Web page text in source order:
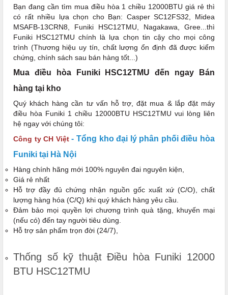
Bạn đang cần tìm mua điều hòa 1 chiều 12000BTU giá rẻ thì
có rất nhiều lựa chọn cho Bạn: Casper SC12FS32, Midea
MSAFB-13CRN8, Funiki HSC12TMU, Nagakawa, Gree...thì
Funiki HSC12TMU chính là lựa chọn tin cậy cho mọi công
trình (Thương hiệu uy tín, chất lượng ổn định đã được kiểm
chứng, chính sách sau bán hàng tốt...)
Mua điều hòa Funiki HSC12TMU đến ngay Bán
hàng tại kho
Quý khách hàng cần tư vấn hỗ trợ, đặt mua & lắp đặt máy
điều hòa Funiki 1 chiều 12000BTU HSC12TMU vui lòng liên
hệ ngay với chúng tôi:
Công ty CH Việt- Tổng kho đại lý phân phối điều hòa
Funiki tại Hà Nội
Hàng chính hãng mới 100% nguyên đai nguyên kiện,
Giá rẻ nhất
Hỗ trợ đầy đủ chứng nhận nguồn gốc xuất xứ (C/O), chất
lượng hàng hóa (C/Q) khi quý khách hàng yêu cầu.
Đảm bảo mọi quyền lợi chương trình quà tặng, khuyến mại
(nếu có) đến tay người tiêu dùng.
Hỗ trợ sản phẩm trọn đời (24/7),
Thống số kỹ thuật Điều hòa Funiki 12000
BTU HSC12TMU